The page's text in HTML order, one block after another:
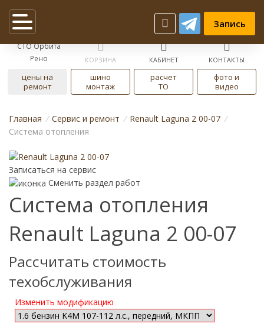
Запись
СТО Орбита
Рено
КОРЗИНА КАБИНЕТ КОНТАКТЫ
цены на
ремонт
шино
монтаж
расчет
ТО
фото и
видео
Главная / Cервис и ремонт / Renault Laguna 2 00-07 /
Система отопления
Записаться на сервис
Сменить раздел работ
Система отопления
Renault Laguna 2 00-07
Рассчитать стоимость
техобслуживания
Изменить модификацию